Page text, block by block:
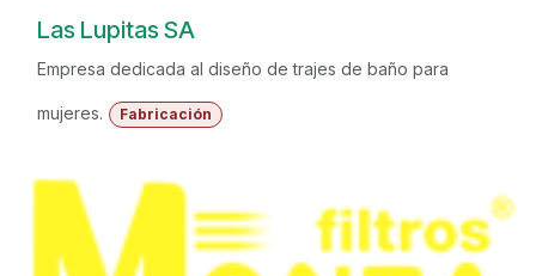
Las Lupitas SA
Empresa dedicada al diseño de trajes de baño para
mujeres. Fabricación